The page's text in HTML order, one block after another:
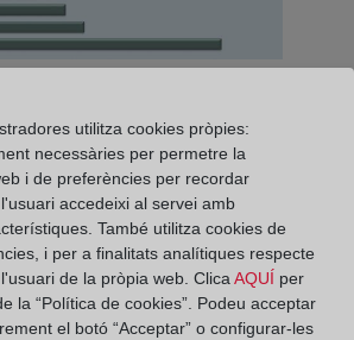
recuperación del mercado
en la crisis inmobiliaria y
que, en pleno proceso de
aumento de compraventas y
demanda sigue creciendo
destaca el informe en el que el
mantiene el esquema
lideran la demanda con
utilitza cookies pròpies:
necessàries per permetre la
i de preferències per recordar
accedeixi al servei amb
També utilitza cookies de
i per a finalitats analítiques respecte
de la pròpia web. ClicaAQUÍ per
la “Política de cookies”. Podeu acceptar
el botó “Acceptar” o configurar-les